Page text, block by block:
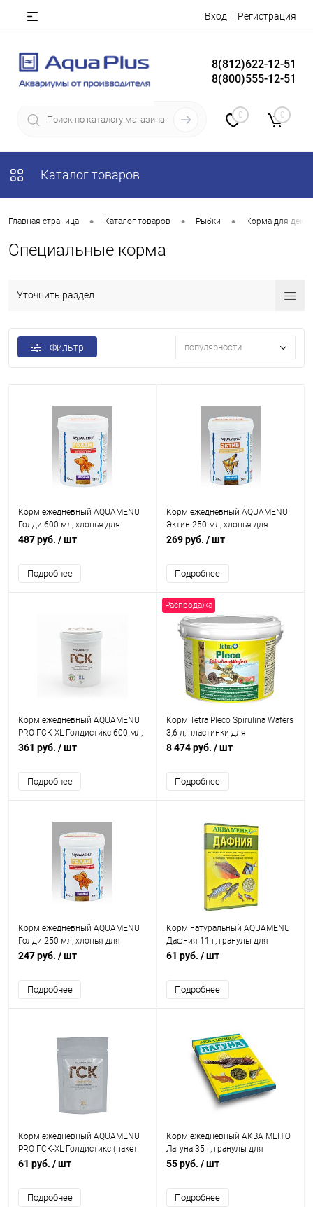
Вход Регистрация
8(812)622-12-51
8(800)555-12-51
0 0
Каталог товаров
Главная страница • Каталог товаров • Рыбки • Корма для
Специальные корма
Уточнить раздел
Фильтр популярности
Корм ежедневный AQUAMENU
Голди 600 мл, хлопья для
золотых рыб
487 руб. / шт
Подробнее
Корм ежедневный AQUAMENU
Эктив 250 мл, хлопья для
крупных и активных рыб
269 руб. / шт
Подробнее
Корм ежедневный AQUAMENU
PRO ГСК-XL Голдистикс 600 мл,
палочки с гречневой мукой и
и других растительноядных и
всеядных рыб
361 руб. / шт
Подробнее
Распродажа
Корм Tetra Pleco Spirulina Wafers
3,6 л, пластинки для
травоядных донных рыб, со
8 474 руб. / шт
Подробнее
Корм ежедневный AQUAMENU
Голди 250 мл, хлопья для
золотых рыб
247 руб. / шт
Подробнее
Корм натуральный AQUAMENU
Дафния 11 г, гранулы для
средних, мелких аквариумных
черепах
61 руб. / шт
Подробнее
Корм ежедневный AQUAMENU
PRO ГСК-XL Голдистикс (пакет
дой-пак 10г), палочки с
для золотых рыбок и других
растительноядных и всеядных
61 руб. / шт
Подробнее
Корм ежедневный АКВА МЕНЮ
Лагуна 35 г, гранулы для
донных рыб
55 руб. / шт
Подробнее